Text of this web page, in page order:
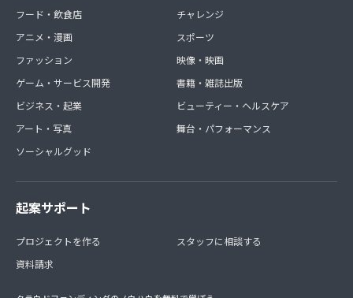
フード・飲食店
アニメ・漫画
ファッション
ゲーム・サービス開発
ビジネス・起業
アート・写真
ソーシャルグッド
チャレンジ
スポーツ
映像・映画
書籍・雑誌出版
ビューティー・ヘルスケア
舞台・パフォーマンス
起案サポート
プロジェクトを作る
資料請求
スタッフに相談する